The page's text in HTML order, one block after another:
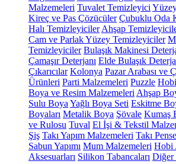
Malzemeleri Tuvalet Temizleyici
Kireç ve Pas Çözücüler Çubuklu Oda
Halı Temizleyiciler Ahşap
Cam ve Parlak Yüzey Temizleyiciler
Temizleyiciler Bulaşık Makinesi
Çamaşır Deterjanı Elde Bulaşık
Çıkarıcılar Kolonya Pazar Arabası ve
Ürünleri Parti Malzemeleri Puzzle
Boya ve Resim Malzemeleri Ahşap
Sulu Boya Yağlı Boya Seti Eskitme
Boyaları Metalik Boya Şövale Kumaş
ve Rulosu Tuval El İşi & Tekstil
Şiş Takı Yapım Malzemeleri Takı
Sabun Yapımı Mum Malzemeleri Hobi
Aksesuarları Silikon Tabancaları Diğer